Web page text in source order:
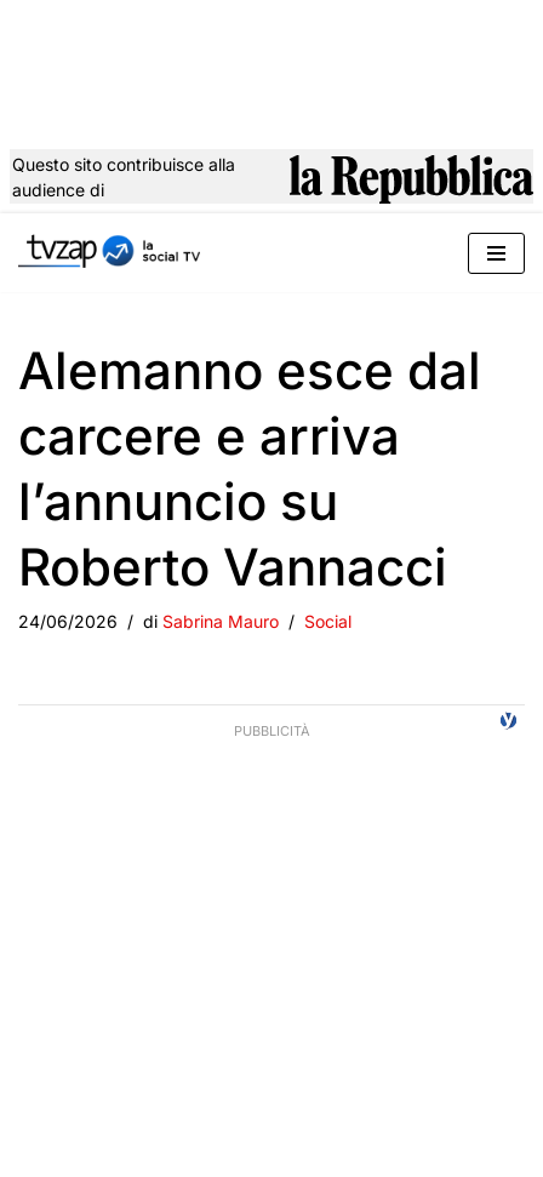
al
Questo sito contribuisce alla
audience di
Alemanno esce dal
carcere e arriva
l’annuncio su
Roberto Vannacci
24/06/2026 di Sabrina Mauro Social